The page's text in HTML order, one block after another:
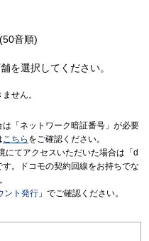
音順)
を選択してください。
せん。
「ネットワーク暗証番号」が必要
こちら をご確認ください。
にてアクセスいただいた場合は「d
。ドコモの契約回線をお持ちでな
ント発行 」でご確認ください。